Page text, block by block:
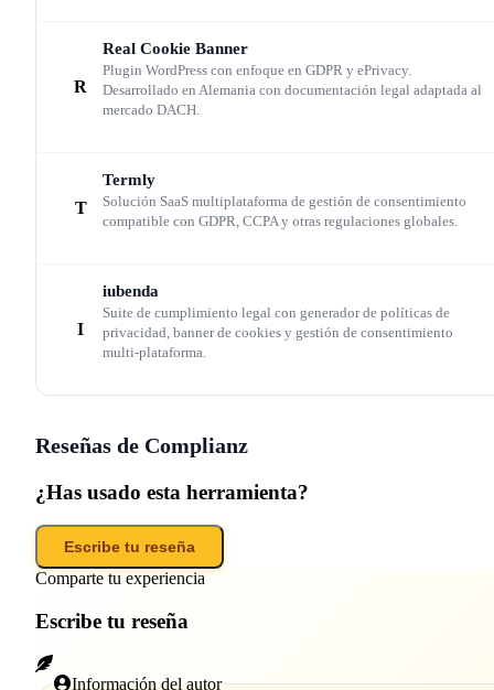
$/año. CookieYes ofrece precios similares pero sin
generación automática de documentos legales.
Limitación de plataforma y casos de uso
que NO cubre
con presencia en Magento, Squarespace o webs
corporativas desarrolladas a medida. Tampoco
depende de la integración con cookiedatabase.org para
identificación de nuevos trackers.
¿Qué es Complianz?
privacidad 100% nativo para WordPress y Shopify. A
R
Real Cookie Banner
Plugin WordPress con enfoque en GDPR y ePrivacy.
Desarrollado en Alemania con documentación legal adaptada al
mercado DACH.
T
Termly
Solución SaaS multiplataforma de gestión de consentimiento
compatible con GDPR, CCPA y otras regulaciones globales.
I
iubenda
Suite de cumplimiento legal con generador de políticas de
privacidad, banner de cookies y gestión de consentimiento
multi-plataforma.
Reseñas de Complianz
¿Has usado esta herramienta?
Escribe tu reseña
Comparte tu experiencia
Escribe tu reseña
Información del autor